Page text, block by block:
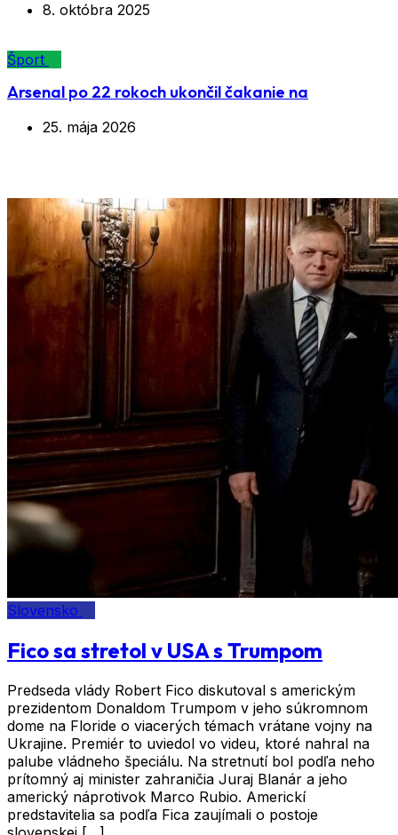
8. októbra 2025
Šport
Arsenal po 22 rokoch ukončil čakanie na
25. mája 2026
Slovensko
Fico sa stretol v USA s Trumpom
Predseda vlády Robert Fico diskutoval s americkým
prezidentom Donaldom Trumpom v jeho súkromnom
dome na Floride o viacerých témach vrátane vojny na
Ukrajine. Premiér to uviedol vo videu, ktoré nahral na
palube vládneho špeciálu. Na stretnutí bol podľa neho
prítomný aj minister zahraničia Juraj Blanár a jeho
americký náprotivok Marco Rubio. Americkí
predstavitelia sa podľa Fica zaujímali o postoje